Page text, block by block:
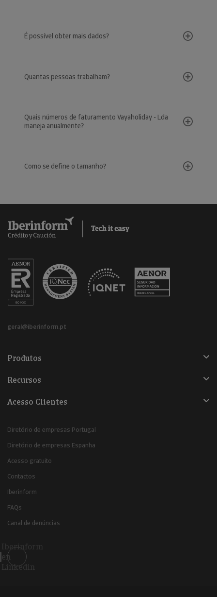
É possível obter mais dados?
Quantas pessoas trabalham?
Quais números de faturamento Vayaholiday - Lda
maneja anualmente?
Como se define o tamanho?
geral@iberinform.pt
Produtos
Recursos
Acesso Clientes
Diretório de empresas Portugal
Diretório de empresas Espanha
Acesso gratuito
Contactos
Iberinform
FAQs
Canal de denúncias
Iberinform
en
Linkedin